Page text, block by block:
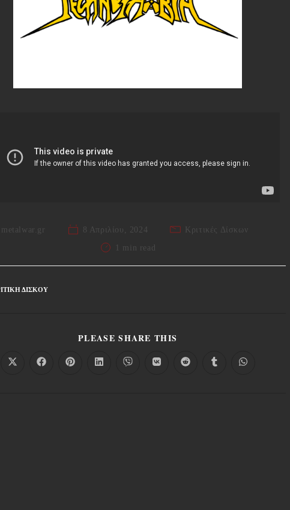
metalwar.gr 8 Απριλίου, 2024
Κριτικές Δίσκων
1 min read
ΔΊΣΚΟΥ
PLEASE SHARE THIS